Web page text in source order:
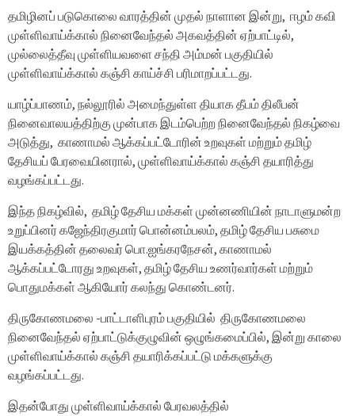
தமிழினப் படுகொலை வாரத்தின் முதல் நாளான இன்று, ஈழம் கவி
முள்ளிவாய்க்கால் நினைவேந்தல் அகவத்தின் ஏற்பாட்டில்,
முல்லைத்தீவு முள்ளியவளை சந்தி அம்மன் பகுதியில்
முள்ளிவாய்க்கால் கஞ்சி காய்ச்சி பரிமாறப்பட்டது.
யாழ்ப்பாணம், நல்லூரில் அமைந்துள்ள தியாக தீபம் திலீபன்
நினைவாலயத்திற்கு முன்பாக இடம்பெற்ற நினைவேந்தல் நிகழ்வை
அடுத்து, காணாமல் ஆக்கப்பட்டோரின் உறவுகள் மற்றும் தமிழ்
தேசியப் பேரவையினரால், முள்ளிவாய்க்கால் கஞ்சி தயாரித்து
வழங்கப்பட்டது.
இந்த நிகழ்வில், தமிழ் தேசிய மக்கள் முன்னணியின் நாடாளுமன்ற
உறுப்பினர் கஜேந்திரகுமார் பொன்னம்பலம், தமிழ் தேசிய பசுமை
இயக்கத்தின் தலைவர் பொ.ஐங்கரநேசன், காணாமல்
ஆக்கப்பட்டோரது உறவுகள், தமிழ் தேசிய உணர்வார்கள் மற்றும்
பொதுமக்கள் ஆகியோர் கலந்து கொண்டனர்.
திருகோணமலை -பாட்டாளிபுரம் பகுதியில் திருகோணமலை
நினைவேந்தல் ஏற்பாட்டுக்குழுவின் ஒழுங்கமைப்பில், இன்று காலை
முள்ளிவாய்க்கால் கஞ்சி தயாரிக்கப்பட்டு மக்களுக்கு
வழங்கப்பட்டது.
இதன்போது முள்ளிவாய்க்கால் பேரவலத்தில்